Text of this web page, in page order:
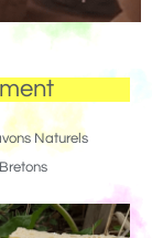
Naturels
Bretons